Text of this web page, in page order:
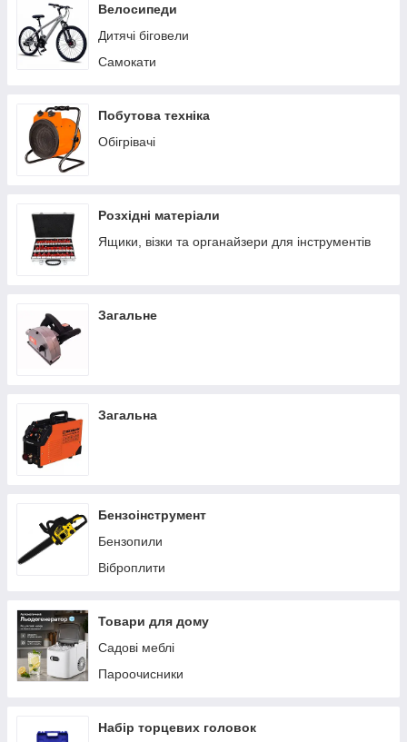
Теплиці/парники
Вольєри
Ручні сівалки
Велосипеди
Дитячі біговели
Самокати
Побутова техніка
Обігрівачі
Розхідні матеріали
Ящики, візки та органайзери для інструментів
Загальне
Загальна
Бензоінструмент
Бензопили
Віброплити
Товари для дому
Садові меблі
Пароочисники
Набір торцевих головок